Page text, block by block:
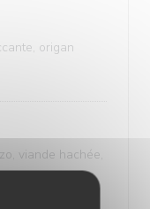
origan
viande hachée,